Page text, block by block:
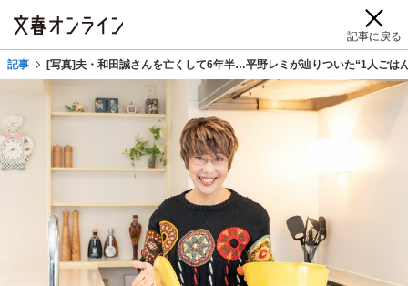
記事に戻る
記事 [写真]夫・和田誠さんを亡くして6年半…平野レミが辿りついた“1人ごは